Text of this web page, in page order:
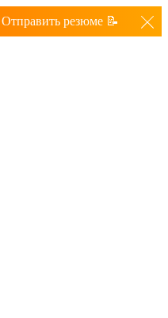
резюме 📝